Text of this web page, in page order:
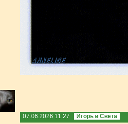
07.06.2026 11:27 Игорь и Света